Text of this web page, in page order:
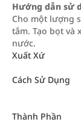
Hướng dẫn sử
Cho một lượng
tắm. Tạo bọt và
nước.
Xuất Xứ
Cách Sử Dụng
Thành Phần